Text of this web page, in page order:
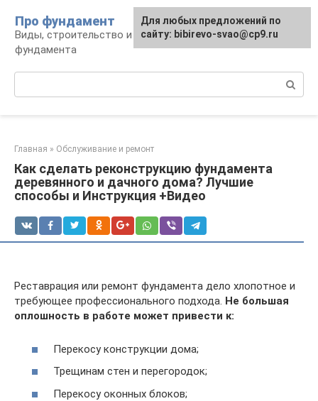
контенту
Про фундамент
Виды, строительство и обустройство
фундамента
Главная » Обслуживание и ремонт
Как сделать реконструкцию фундамента
деревянного и дачного дома? Лучшие
способы и Инструкция +Видео
Реставрация или ремонт фундамента дело хлопотное и
требующее профессионального подхода. Не большая
оплошность в работе может привести к:
Перекосу конструкции дома;
Трещинам стен и перегородок;
Перекосу оконных блоков;
Для любых предложений по
сайту: bibirevo-svao@cp9.ru